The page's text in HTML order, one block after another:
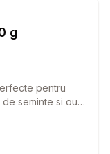
g
pentru
seminte si ou,
tale.